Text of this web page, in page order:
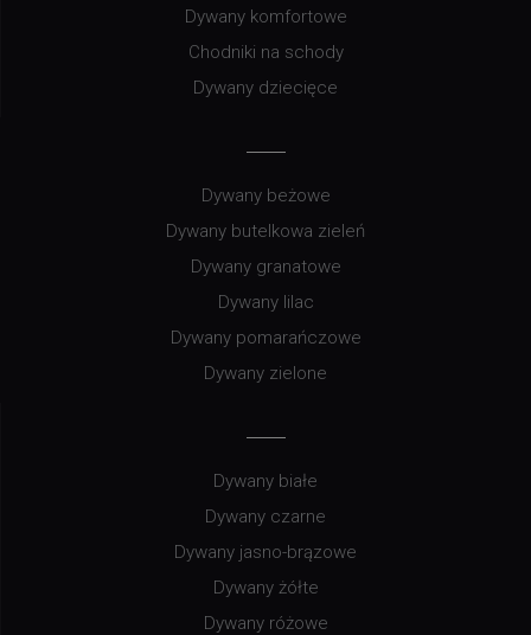
Dywany komfortowe
Chodniki na schody
Dywany dziecięce
Dywany beżowe
Dywany butelkowa zieleń
Dywany granatowe
Dywany lilac
Dywany pomarańczowe
Dywany zielone
Dywany białe
Dywany czarne
Dywany jasno-brązowe
Dywany żółte
Dywany różowe